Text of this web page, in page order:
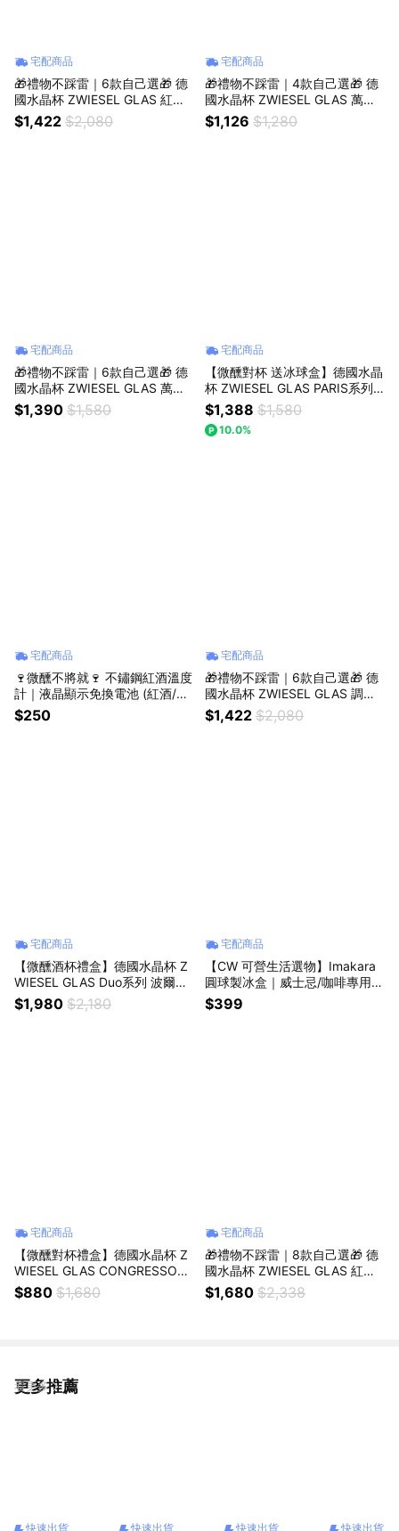
宅配商品
🎁禮物不踩雷｜6款自己選🎁 德
國水晶杯 ZWIESEL GLAS 紅白
酒杯 2入禮盒 原廠禮盒+提袋｜
獅子座生日快樂｜生日禮物｜送
$1,422 $2,080
宅配商品
🎁禮物不踩雷｜4款自己選🎁 德
國水晶杯 ZWIESEL GLAS 萬用
水晶酒杯 2入禮盒 原廠禮盒+提
袋｜獅子座生日快樂｜生日禮物
$1,126 $1,280
宅配商品
🎁禮物不踩雷｜6款自己選🎁 德
國水晶杯 ZWIESEL GLAS 萬用
水晶杯 2入禮盒 原廠禮盒+提袋
｜獅子座生日快樂｜生日禮物｜
$1,390 $1,580
宅配商品
【微醺對杯 送冰球盒】德國水晶
杯 ZWIESEL GLAS PARIS系列
威士忌杯 400ml 2入禮盒 原廠禮
盒+提袋｜獅子座生日快樂｜生
日禮物｜送禮｜禮盒｜父親節｜
$1,388 $1,580
10.0%
宅配商品
🍷微醺不將就🍷 不鏽鋼紅酒溫度
計｜液晶顯示免換電池 (紅酒/白
酒/氣泡酒適用)｜獅子座生日快
樂｜生日禮物｜送禮｜禮盒｜父
$250
宅配商品
🎁禮物不踩雷｜6款自己選🎁 德
國水晶杯 ZWIESEL GLAS 調酒
杯 2入禮盒 原廠禮盒+提袋｜獅
子座生日快樂｜生日禮物｜送禮
$1,422 $2,080
宅配商品
【微醺酒杯禮盒】德國水晶杯 Z
WIESEL GLAS Duo系列 波爾多
手工紅酒杯 729ml 單入禮盒 原
廠禮盒+提袋｜獅子座生日快樂
$1,980 $2,180
宅配商品
【CW 可營生活選物】Imakara
圓球製冰盒｜威士忌/咖啡專用大
冰球｜獅子座生日快樂｜生日禮
物｜送禮｜禮盒｜父親節｜中元
$399
宅配商品
【微醺對杯禮盒】德國水晶杯 Z
WIESEL GLAS CONGRESSO系
列 波爾多紅酒杯 621ml 2入禮盒
原廠禮盒+提袋｜獅子座生日快
$880 $1,680
宅配商品
🎁禮物不踩雷｜8款自己選🎁 德
國水晶杯 ZWIESEL GLAS 紅白
酒杯 2入禮盒 原廠禮盒+提袋｜
獅子座生日快樂｜生日禮物｜送
$1,680 $2,338
更多推薦
看更多
快速出貨 快速出貨 快速出貨 快速出貨